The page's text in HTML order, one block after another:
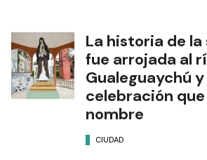
La historia de
fue arrojada al
Gualeguaychú y
celebración
nombre
CIUDAD